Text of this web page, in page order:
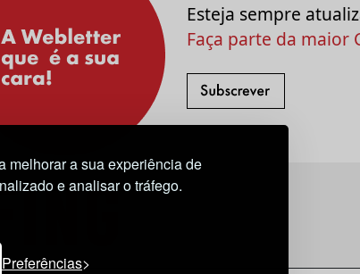
melhorar a sua experiência de
e analisar o tráfego.
Preferências
Esteja sempre
Faça parte da maior